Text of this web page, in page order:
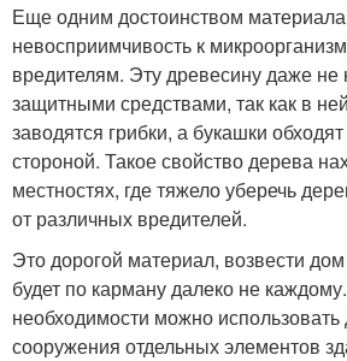
Еще одним достоинством материала
невосприимчивость к
вредителям. Эту древесину даже
защитными средствами, так как в
заводятся грибки, а букашки
стороной. Такое свойство дерева
местностях, где тяжело уберечь
от различных вредителей.
Это дорогой материал, возвести
будет по карману далеко не
необходимости можно
сооружения отдельных элементов